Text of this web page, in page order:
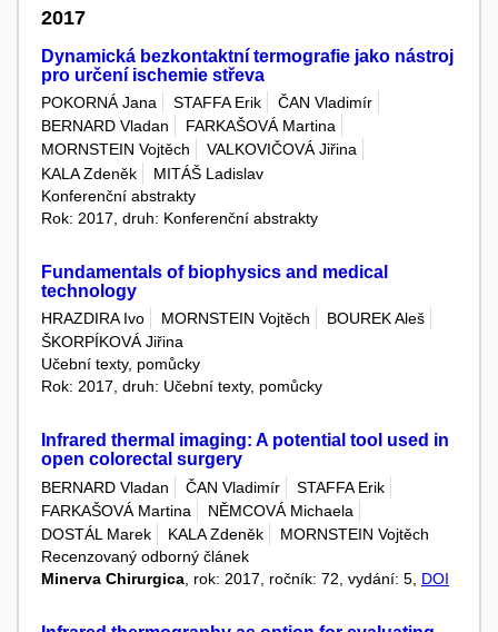
2017
Dynamická bezkontaktní termografie jako nástroj
pro určení ischemie střeva
POKORNÁ Jana STAFFA Erik
ČAN Vladimír
BERNARD Vladan
FARKAŠOVÁ Martina
MORNSTEIN Vojtěch
VALKOVIČOVÁ Jiřina
KALA Zdeněk
MITÁŠ Ladislav
Konferenční abstrakty
Rok: 2017, druh: Konferenční abstrakty
Fundamentals of biophysics and medical
technology
HRAZDIRA Ivo MORNSTEIN Vojtěch
BOUREK Aleš
ŠKORPÍKOVÁ Jiřina
Učební texty, pomůcky
Rok: 2017, druh: Učební texty, pomůcky
Infrared thermal imaging: A potential tool used in
open colorectal surgery
BERNARD Vladan ČAN Vladimír
STAFFA Erik
FARKAŠOVÁ Martina
NĚMCOVÁ Michaela
DOSTÁL Marek
KALA Zdeněk
MORNSTEIN Vojtěch
Recenzovaný odborný článek
Minerva Chirurgica, rok: 2017, ročník: 72, vydání: 5, DOI